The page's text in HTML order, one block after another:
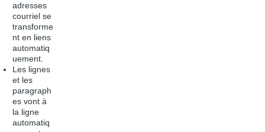
adresses
courriel se
transforme
nt en liens
automatiq
uement.
Les lignes
et les
paragraph
es vont à
la ligne
automatiq